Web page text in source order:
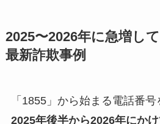
2025〜2026年に急増し
最新詐欺事例
「1855」から始まる電話番号
2025年後半から2026年にか